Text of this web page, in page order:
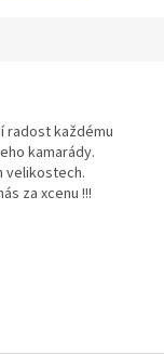
radost každému
kamarády.
velikostech.
za xcenu !!!